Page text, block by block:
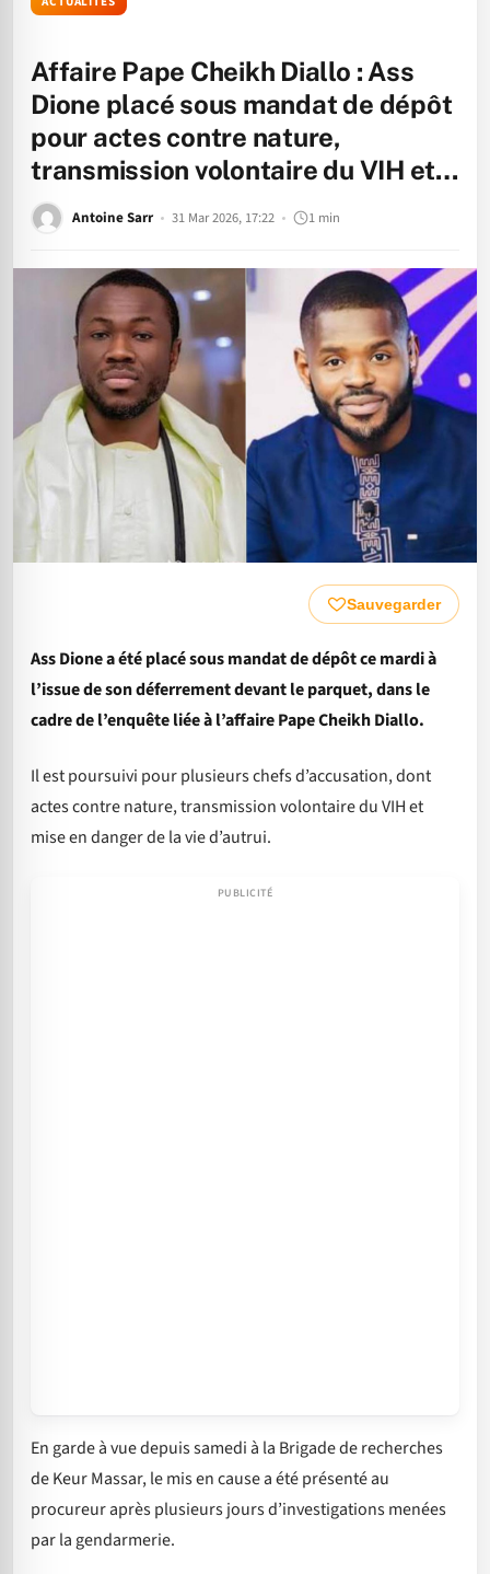
Affaire Pape Cheikh Diallo : Ass
Dione placé sous mandat de dépôt
pour actes contre nature,
transmission volontaire du VIH et…
Antoine Sarr 31 Mar 2026, 17:22 1 min
Sauvegarder
Ass Dione a été placé sous mandat de dépôt ce mardi à
l’issue de son déferrement devant le parquet, dans le
cadre de l’enquête liée à l’affaire Pape Cheikh Diallo.
Il est poursuivi pour plusieurs chefs d’accusation, dont
actes contre nature, transmission volontaire du VIH et
mise en danger de la vie d’autrui.
En garde à vue depuis samedi à la Brigade de recherches
de Keur Massar, le mis en cause a été présenté au
procureur après plusieurs jours d’investigations menées
par la gendarmerie.